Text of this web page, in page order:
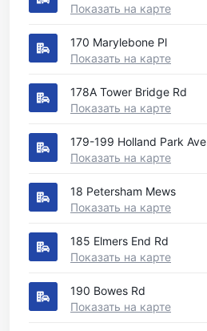
Показать на карте
170 Marylebone Pl
Показать на карте
178A Tower Bridge Rd
Показать на карте
179-199 Holland Park Ave
Показать на карте
18 Petersham Mews
Показать на карте
185 Elmers End Rd
Показать на карте
190 Bowes Rd
Показать на карте